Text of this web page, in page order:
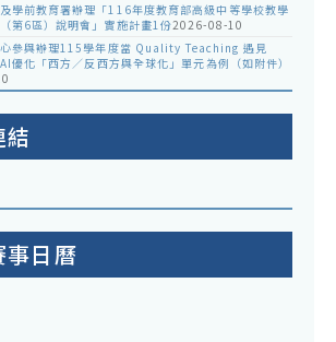
學前教育署辦理「116年度教育部高級中等學校教學
第6區）說明會」實施計畫1份2026-08-10
參與辦理115學年度當 Quality Teaching 遇見
優化「西方／反西方與全球化」單元為例（如附件）
結
事日曆